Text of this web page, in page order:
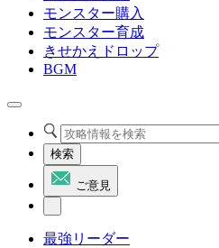
モンスター購入
モンスター育成
きせかえドロップ
BGM
検索
ご意見
最強リーダー